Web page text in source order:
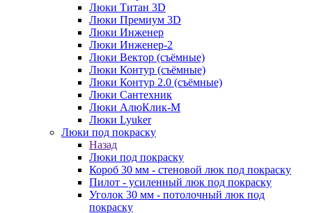
Люки Титан 3D
Люки Премиум 3D
Люки Инженер
Люки Инженер-2
Люки Вектор (съёмные)
Люки Контур (съёмные)
Люки Контур 2.0 (съёмные)
Люки Сантехник
Люки АлюКлик-М
Люки Lyuker
Люки под покраску
Назад
Люки под покраску
Короб 30 мм - стеновой люк под покраску
Пилот - усиленный люк под покраску
Уголок 30 мм - потолочный люк под
покраску